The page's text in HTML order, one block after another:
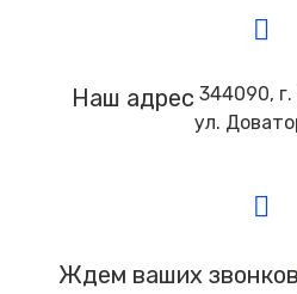
Наш адрес 344090,
ул.
Ждем ваших